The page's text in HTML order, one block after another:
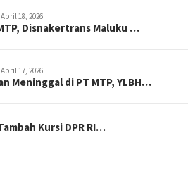
April 18, 2026
Disnakertrans Maluku …
April 17, 2026
Meninggal di PT MTP, YLBH…
Kursi DPR RI…